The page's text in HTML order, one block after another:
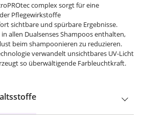
complex sorgt für eine
Pflegewirkstoffe
sichtbare und spürbare Ergebnisse.
allen Dualsenses Shampoos enthalten,
beim shampoonieren zu reduzieren.
verwandelt unsichtbares UV-Licht
so überwältigende Farbleuchtkraft.